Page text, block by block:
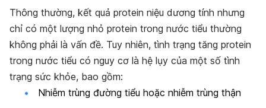
Thông thường, kết quả protein niệu dương tính nhưng
chỉ có một lượng nhỏ protein trong nước tiểu thường
không phải là vấn đề. Tuy nhiên, tình trạng tăng protein
trong nước tiểu có nguy cơ là hệ lụy của một số tình
trạng sức khỏe, bao gồm:
Nhiễm trùng đường tiểu hoặc nhiễm trùng thận